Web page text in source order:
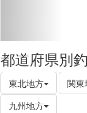
都道府県別
東北地方 関
九州地方